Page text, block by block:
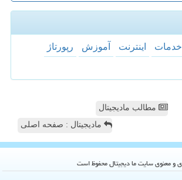
خدمات اینترنت آموزش
رپورتاژ
مطالب مادیجیتال
مادیجیتال : صفحه اصلی